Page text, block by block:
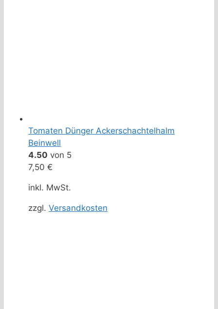
Tomaten Dünger Ackerschachtelhalm
Beinwell
4.50 von 5
7,50 €
inkl. MwSt.
zzgl. Versandkosten